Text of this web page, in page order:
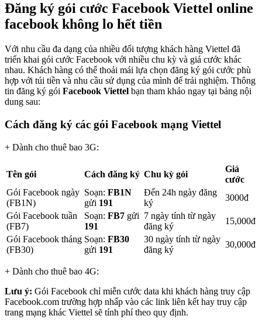
Đăng ký gói cước Facebook Viettel online
facebook không lo hết tiền
Với nhu cầu đa dạng của nhiều đối tượng khách hàng Viettel đã
triển khai gói cước Facebook với nhiều chu kỳ và giá cước khác
nhau. Khách hàng có thể thoải mái lựa chọn đăng ký gói cước phù
hợp với túi tiền và nhu cầu sử dụng của mình để trải nghiệm. Thông
tin đăng ký gói Facebook Viettel bạn tham khảo ngay tại bảng nội
dung sau:
Cách đăng ký các gói Facebook mạng Viettel
+ Dành cho thuê bao 3G:
Tên gói Cách đăng ký Chu kỳ gói
Giá
cước
Gói Facebook ngày
(FB1N)
Soạn: FB1N
gửi 191
Đến 24h ngày đăng
ký
3000đ
Gói Facebook tuần
(FB7)
Soạn: FB7 gửi
191
7 ngày tính từ ngày
đăng ký
15,000đ
Gói Facebook tháng
(FB30)
Soạn: FB30
gửi 191
30 ngày tính từ ngày
đăng ký
30,000đ
+ Dành cho thuê bao 4G:
Lưu ý: Gói Facebook chỉ miễn cước data khi khách hàng truy cập
Facebook.com trường hợp nhấp vào các link liên kết hay truy cập
trang mạng khác Viettel sẽ tính phí theo quy định.